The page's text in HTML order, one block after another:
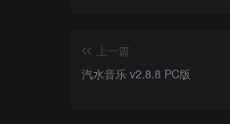
上一篇
汽水音乐 v2.8.8 PC版